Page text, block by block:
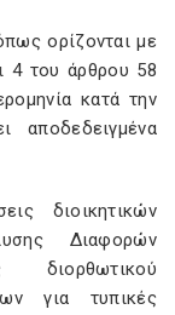
ορίζονται με
4 του άρθρου 58
κατά την
αποδεδειγμένα
διοικητικών
Διαφορών
διορθωτικού
για τυπικές